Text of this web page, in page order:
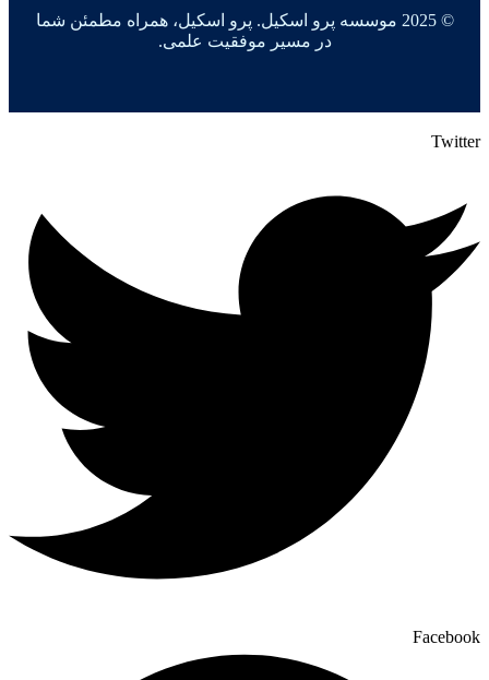
© 2025 موسسه پرو اسکیل. پرو اسکیل، همراه مطمئن شما
در مسیر موفقیت علمی.
Twitter
Facebook